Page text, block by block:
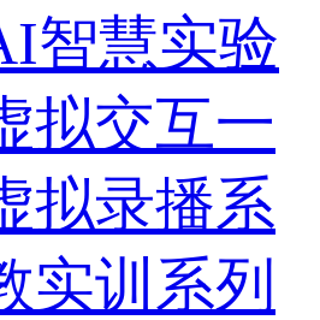
智慧实验
拟交互一
拟录播系
实训系列